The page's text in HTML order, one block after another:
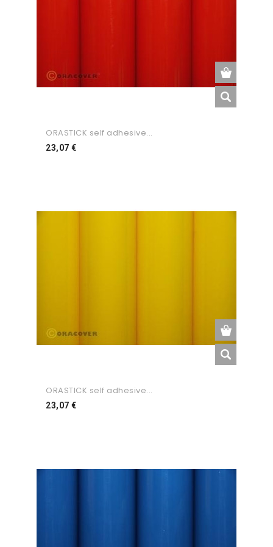
ORASTICK self adhesive...
23,07 €Preço
ORASTICK self adhesive...
23,07 €Preço